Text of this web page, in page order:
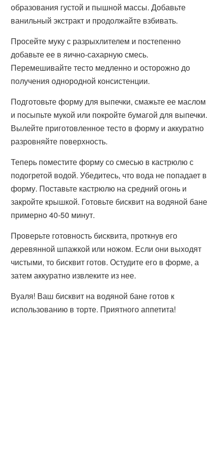
образования густой и пышной массы. Добавьте
ванильный экстракт и продолжайте взбивать.
Просейте муку с разрыхлителем и постепенно
добавьте ее в яично-сахарную смесь.
Перемешивайте тесто медленно и осторожно до
получения однородной консистенции.
Подготовьте форму для выпечки, смажьте ее маслом
и посыпьте мукой или покройте бумагой для выпечки.
Вылейте приготовленное тесто в форму и аккуратно
разровняйте поверхность.
Теперь поместите форму со смесью в кастрюлю с
подогретой водой. Убедитесь, что вода не попадает в
форму. Поставьте кастрюлю на средний огонь и
закройте крышкой. Готовьте бисквит на водяной бане
примерно 40-50 минут.
Проверьте готовность бисквита, проткнув его
деревянной шпажкой или ножом. Если они выходят
чистыми, то бисквит готов. Остудите его в форме, а
затем аккуратно извлеките из нее.
Вуаля! Ваш бисквит на водяной бане готов к
использованию в торте. Приятного аппетита!